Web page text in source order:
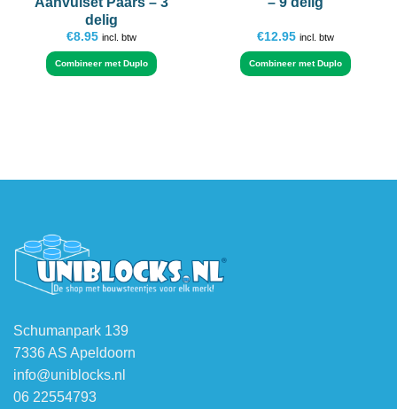
delig
€8.95 incl. btw
Combineer met Duplo
€12.95 incl. btw
Combineer met Duplo
Schumanpark 139
7336 AS Apeldoorn
info@uniblocks.nl
06 22554793